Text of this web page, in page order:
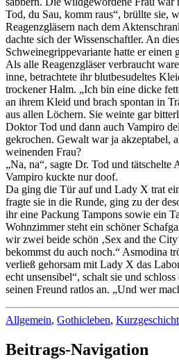
Tod, du Sau, komm raus“, brüllte sie,
Reagenzgläsern nach dem
dachte sich der Wissenschaftler. An
Schweinegrippevariante hatte er einen
Als alle Reagenzgläser verbraucht
inne, betrachtete ihr blutbesudeltes
trockener Halm. „Ich bin eine dicke
an ihrem Kleid und brach spontan in
aus allen Löchern. Sie weinte gar
Doktor Tod und dann auch Vampiro
gekrochen. Gewalt war ja akzeptabel,
weinenden Frau?
„Na, na“, sagte Dr. Tod und tätschelte
Vampiro kuckte nur doof.
Da ging die Tür auf und Lady X trat
fragte sie in die Runde, ging zu der
ihr eine Packung Tampons sowie ein
Wohnzimmer steht ein schöner
wir zwei beide schön ‚Sex and the
bekommst du auch noch.“ Asmodina
verließ gehorsam mit Lady X das
echt unsensibel“, schalt sie und
seinen Freund ratlos an. „Und wer
Allgemein, Gothicleben,
Beitrags-Navigation